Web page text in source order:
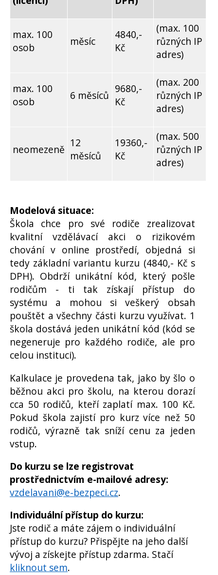
max. 100
osob
měsíc
4840,-
Kč
(max. 100
různých IP
adres)
max. 100
osob
6 měsíců
9680,-
Kč
(max. 200
různých IP
adres)
neomezeně
12
měsíců
19360,-
Kč
(max. 500
různých IP
adres)
Modelová situace:
Škola chce pro své rodiče zrealizovat
kvalitní vzdělávací akci o rizikovém
chování v online prostředí, objedná si
tedy základní variantu kurzu (4840,- Kč s
DPH). Obdrží unikátní kód, který pošle
rodičům - ti tak získají přístup do
systému a mohou si veškerý obsah
pouštět a všechny části kurzu využívat. 1
škola dostává jeden unikátní kód (kód se
negeneruje pro každého rodiče, ale pro
celou instituci).
Kalkulace je provedena tak, jako by šlo o
běžnou akci pro školu, na kterou dorazí
cca 50 rodičů, kteří zaplatí max. 100 Kč.
Pokud škola zajistí pro kurz více než 50
rodičů, výrazně tak sníží cenu za jeden
vstup.
Do kurzu se lze registrovat
prostřednictvím e-mailové adresy:
vzdelavani@e-bezpeci.cz.
Individuální přístup do kurzu:
Jste rodič a máte zájem o individuální
přístup do kurzu? Přispějte na jeho další
vývoj a získejte přístup zdarma. Stačí
kliknout sem.